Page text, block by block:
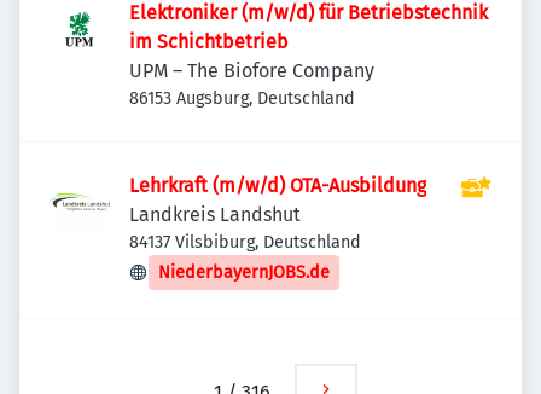
Elektroniker (m/w/d) für Betriebstechnik
im Schichtbetrieb
UPM – The Biofore Company
86153 Augsburg, Deutschland
Lehrkraft (m/w/d) OTA-Ausbildung
Landkreis Landshut
84137 Vilsbiburg, Deutschland
NiederbayernJOBS.de